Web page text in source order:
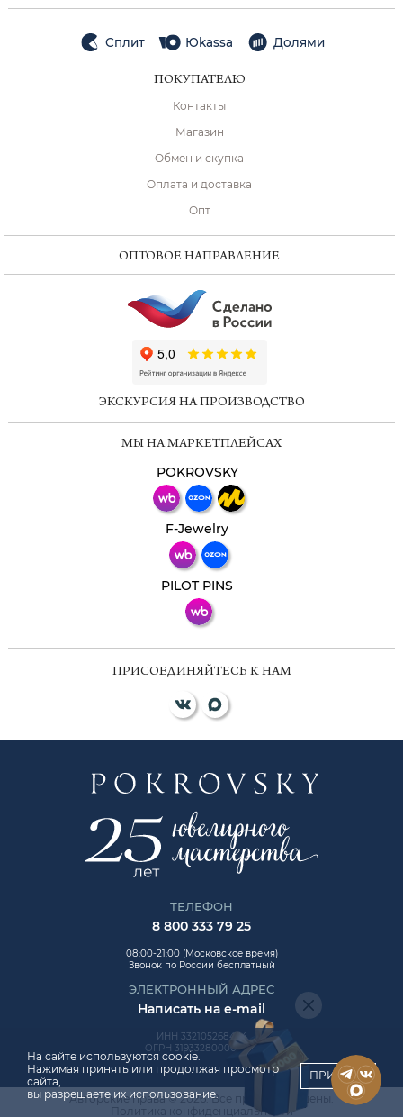
Сплит Юkassa Долями
ПОКУПАТЕЛЮ
Контакты
Магазин
Обмен и скупка
Оплата и доставка
Опт
ОПТОВОЕ НАПРАВЛЕНИЕ
ЭКСКУРСИЯ НА ПРОИЗВОДСТВО
МЫ НА МАРКЕТПЛЕЙСАХ
POKROVSKY
F-Jewelry
PILOT PINS
ПРИСОЕДИНЯЙТЕСЬ К НАМ
ТЕЛЕФОН
8 800 333 79 25
08:00-21:00 (Московское время)
Звонок по России бесплатный
ЭЛЕКТРОННЫЙ АДРЕС
Написать на e-mail
ИНН 332105268454
ОГРН 319332800006992
Авторские права © 2026. Все права защищены.
Политика конфиденциальности
На сайте используются cookie.
Нажимая принять или продолжая просмотр
сайта,
вы разрешаете их использование.
ПРИНЯТЬ
ChatApp